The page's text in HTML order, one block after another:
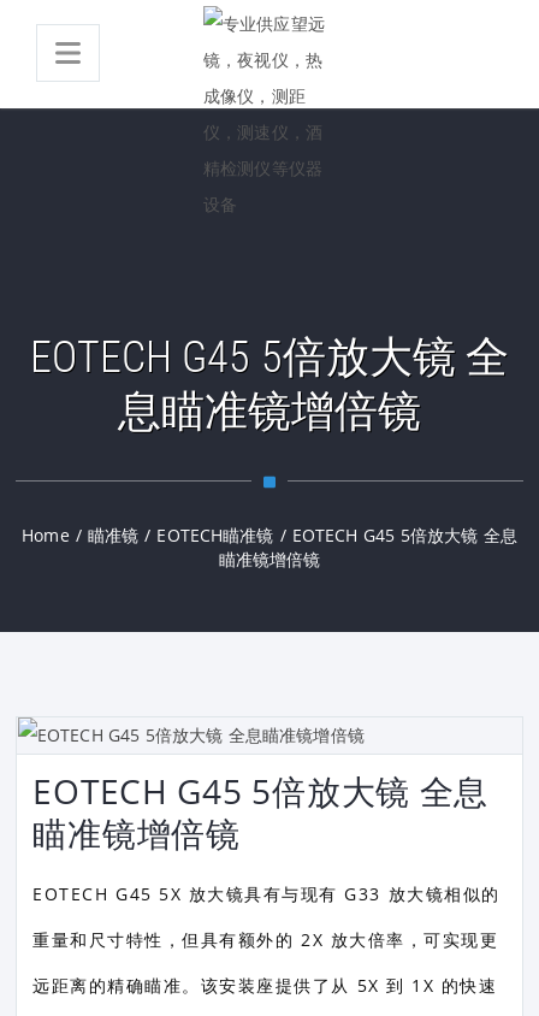
EOTECH G45 5倍放大镜 全
息瞄准镜增倍镜
Home / 瞄准镜 / EOTECH瞄准镜 / EOTECH G45 5倍放大镜 全息
瞄准镜增倍镜
EOTECH G45 5倍放大镜 全息
瞄准镜增倍镜
EOTECH G45 5X 放大镜具有与现有 G33 放大镜相似的
重量和尺寸特性，但具有额外的 2X 放大倍率，可实现更
远距离的精确瞄准。该安装座提供了从 5X 到 1X 的快速